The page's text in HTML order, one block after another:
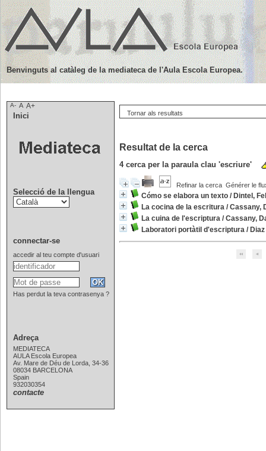
Tornar als resultats
Resultat de la cerca
4cerca per la paraula clau 'escriure'
Refinar la cerca Générer le
Cómo se elabora un texto / Dintel,
La cocina de la escritura /Cassany,
La cuina de l'escriptura /Cassany,
Laboratori portàtil d'escriptura /
Benvinguts al catàleg de la mediateca de l'Aula Escola Europea.
A- A A+
Inici
Selecció de la llengua
connectar-se
accedir al teu compte d'usuari
Has perdut la teva contrasenya ?
Adreça
MEDIATECA
AULA Escola Europea
Av. Mare de Déu de Lorda, 34-36
08034 BARCELONA
Spain
932030354
contacte